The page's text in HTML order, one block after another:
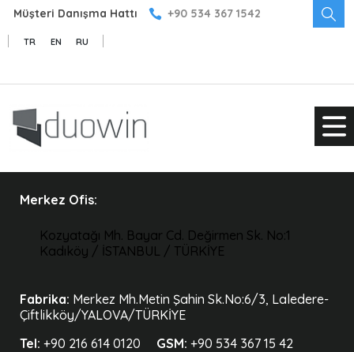
Müşteri Danışma Hattı +90 534 367 1542
TR EN RU
Merkez Ofis:
Kozyatağı Mh. Bayar Cd. Değirmen Sk. No:1
Kadıköy / İSTANBUL / TÜRKİYE
Fabrika: Merkez Mh.Metin Şahin Sk.No:6/3, Laledere-
Çiftlikköy/YALOVA/TÜRKİYE
Tel: +90 216 614 0120 GSM: +90 534 367 15 42